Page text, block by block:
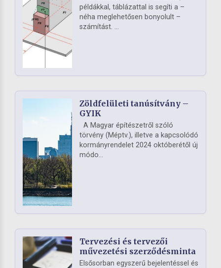
példákkal, táblázattal is segíti a –
néha meglehetősen bonyolult –
számítást. ...
Zöldfelületi tanúsítvány –
GYIK
A Magyar építészetről szóló
törvény (Méptv.), illetve a kapcsolódó
kormányrendelet 2024 októberétől új
módo...
Tervezési és tervezői
művezetési szerződésminta
Elsősorban egyszerű bejelentéssel és